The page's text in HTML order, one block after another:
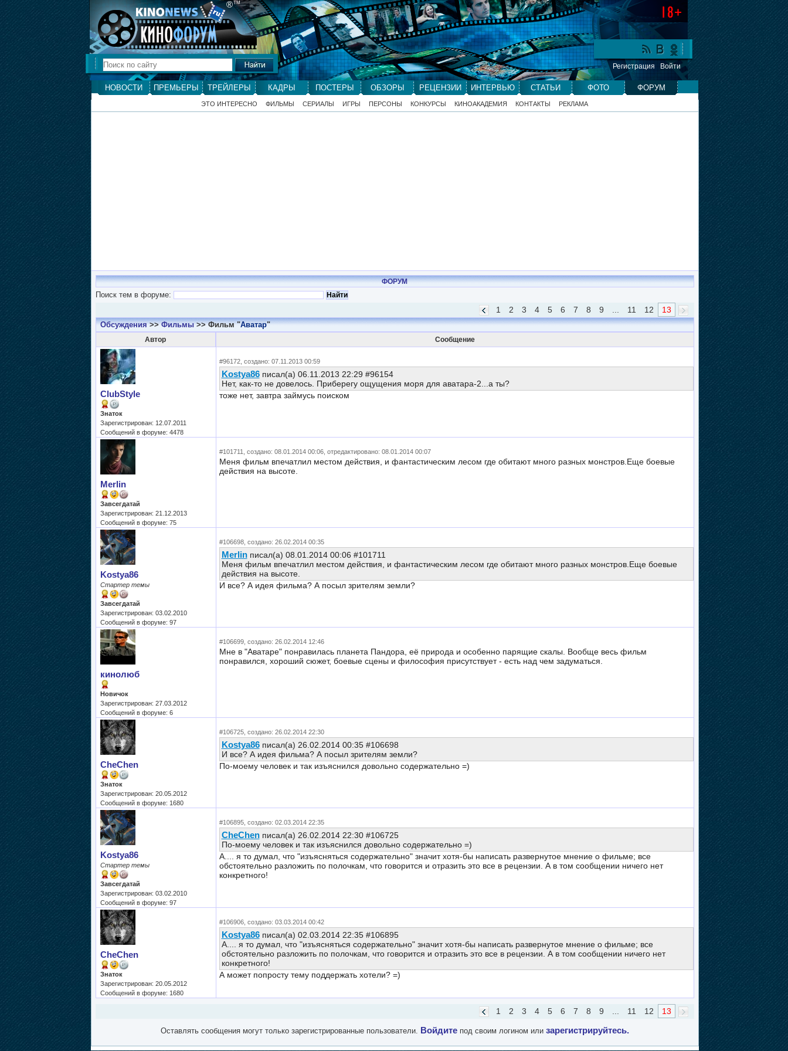
®ТМ
Регистрация Войти
НОВОСТИ ПРЕМЬЕРЫ ТРЕЙЛЕРЫ КАДРЫ ПОСТЕРЫ ОБЗОРЫ РЕЦЕНЗИИ ИНТЕРВЬЮ СТАТЬИ ФОТО ФОРУМ
ЭТО ИНТЕРЕСНО ФИЛЬМЫ СЕРИАЛЫ ИГРЫ ПЕРСОНЫ КОНКУРСЫ КИНОАКАДЕМИЯ КОНТАКТЫ РЕКЛАМА
ФОРУМ
Поиск тем в форуме:
13
12
11
9
8
7
6
5
4
3
2
1
Обсуждения>>Фильмы>> Фильм "Аватар"
Автор Сообщение
ClubStyle
Знаток
Зарегистрирован: 12.07.2011
Сообщений в форуме: 4478
#96172, создано: 07.11.2013 00:59
Kostya86писал(а) 06.11.2013 22:29 #96154
Нет, как-то не довелось. Приберегу ощущения моря для аватара-2...а ты?
тоже нет, завтра займусь поиском
Merlin
Завсегдатай
Зарегистрирован: 21.12.2013
Сообщений в форуме: 75
#101711, создано: 08.01.2014 00:06, отредактировано: 08.01.2014 00:07
Меня фильм впечатлил местом действия, и фантастическим лесом где обитают много разных монстров.Еще боевые
действия на высоте.
Kostya86
Стартер темы
Завсегдатай
Зарегистрирован: 03.02.2010
Сообщений в форуме: 97
#106698, создано: 26.02.2014 00:35
Merlinписал(а) 08.01.2014 00:06 #101711
Меня фильм впечатлил местом действия, и фантастическим лесом где обитают много разных монстров.Еще боевые
действия на высоте.
И все? А идея фильма? А посыл зрителям земли?
кинолюб
Новичок
Зарегистрирован: 27.03.2012
Сообщений в форуме: 6
#106699, создано: 26.02.2014 12:46
Мне в "Аватаре" понравилась планета Пандора, её природа и особенно парящие скалы. Вообще весь фильм
понравился, хороший сюжет, боевые сцены и философия присутствует - есть над чем задуматься.
CheChen
Знаток
Зарегистрирован: 20.05.2012
Сообщений в форуме: 1680
#106725, создано: 26.02.2014 22:30
Kostya86писал(а) 26.02.2014 00:35 #106698
И все? А идея фильма? А посыл зрителям земли?
По-моему человек и так изъяснился довольно содержательно =)
Kostya86
Стартер темы
Завсегдатай
Зарегистрирован: 03.02.2010
Сообщений в форуме: 97
#106895, создано: 02.03.2014 22:35
CheChenписал(а) 26.02.2014 22:30 #106725
По-моему человек и так изъяснился довольно содержательно =)
А.... я то думал, что "изъясняться содержательно" значит хотя-бы написать развернутое мнение о фильме; все
обстоятельно разложить по полочкам, что говорится и отразить это все в рецензии. А в том сообщении ничего нет
конкретного!
CheChen
Знаток
Зарегистрирован: 20.05.2012
Сообщений в форуме: 1680
#106906, создано: 03.03.2014 00:42
Kostya86писал(а) 02.03.2014 22:35 #106895
А.... я то думал, что "изъясняться содержательно" значит хотя-бы написать развернутое мнение о фильме; все
обстоятельно разложить по полочкам, что говорится и отразить это все в рецензии. А в том сообщении ничего нет
конкретного!
А может попросту тему поддержать хотели? =)
13
12
11
9
8
7
6
5
4
3
2
1
Оставлять сообщения могут только зарегистрированные пользователи. Войдитепод своим логином или зарегистрируйтесь.